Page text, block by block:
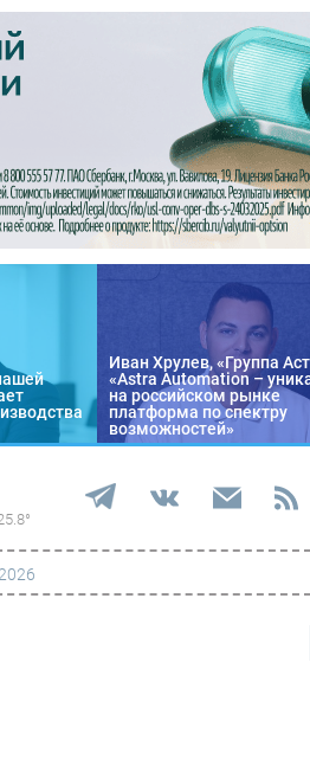
Иван Хрулев, «Группа
«Astra Automation –
на российском рынке
платформа по спектру
возможностей»
°